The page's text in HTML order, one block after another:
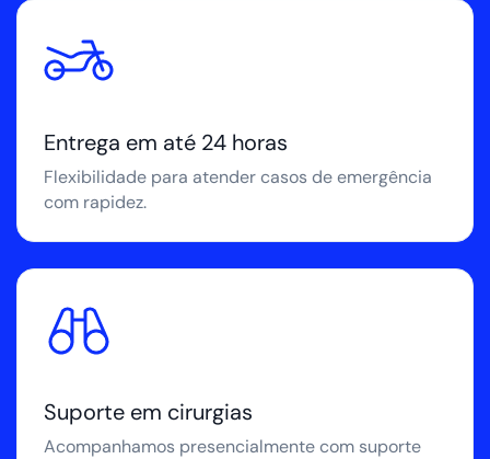
Entrega em até 24 horas
Flexibilidade para atender casos de emergência
com rapidez.
Suporte em cirurgias
Acompanhamos presencialmente com suporte